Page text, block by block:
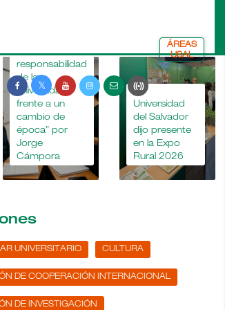
ÁREAS
USAL
“La
responsabilidad
de la
universidad
frente a un
cambio de
época” por
Jorge
Cámpora
La
Universidad
del Salvador
dijo presente
en la Expo
Rural 2026
UNIVERSITARIO CULTURA
DE COOPERACIÓN INTERNACIONAL
DE INVESTIGACIÓN